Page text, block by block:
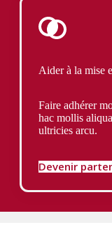
Aider à la mise
Faire adhérer
hac mollis
ultricies arcu.
Devenir